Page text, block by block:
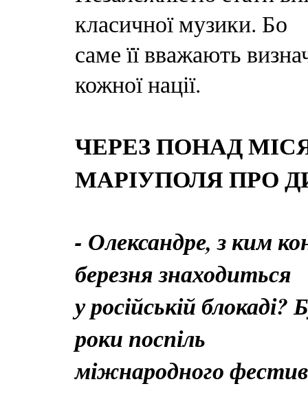
класичної музики. Бо
саме її вважають
кожної нації.
ЧЕРЕЗ ПОНАД
МАРІУПОЛЯ ПРО
- Олександре, з ким
березня знаходиться
у російській
роки поспіль
міжнародного